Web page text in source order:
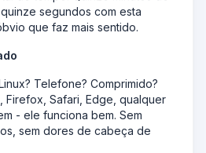
segundos com esta
que faz mais sentido.
Telefone? Comprimido?
Firefox, Safari, Edge, qualquer
- ele funciona bem. Sem
sem dores de cabeça de